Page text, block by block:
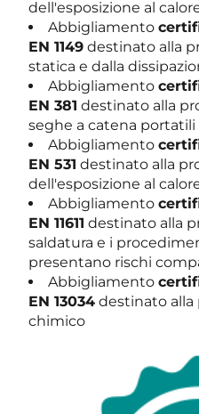
dell'esposizione al
Abbigliamento
EN 1149 destinato alla
statica e dalla
Abbigliamento
EN 381 destinato alla
seghe a catena portatili
Abbigliamento
EN 531 destinato alla
dell'esposizione al
Abbigliamento
EN 11611 destinato alla
saldatura e i
presentano rischi
Abbigliamento
EN 13034 destinato alla
chimico